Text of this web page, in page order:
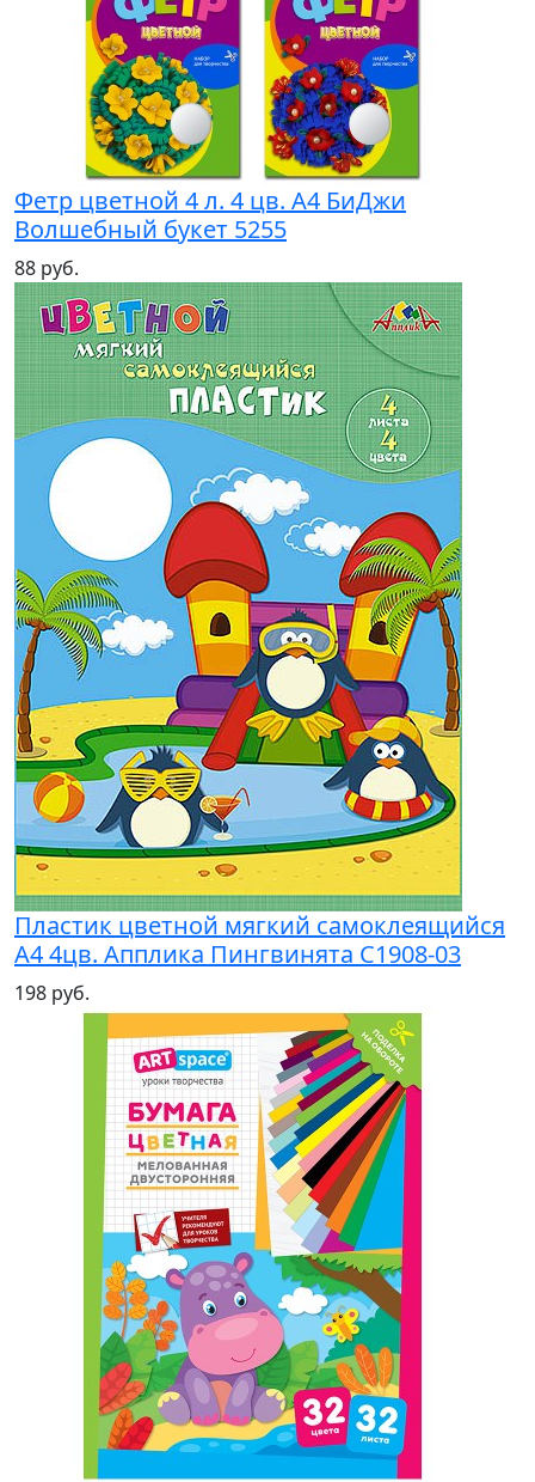
Фетр цветной 4 л. 4 цв. А4 БиДжи
Волшебный букет 5255
88 руб.
Пластик цветной мягкий самоклеящийся
А4 4цв. Апплика Пингвинята С1908-03
198 руб.